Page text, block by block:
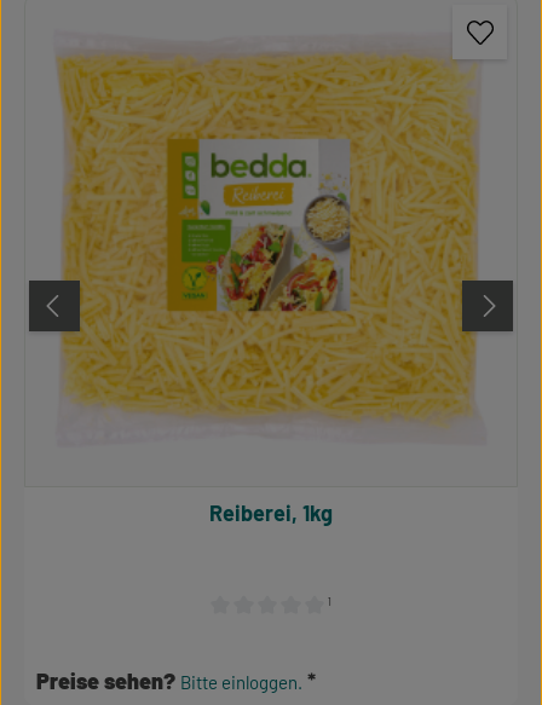
¹
Reiberei, 1kg
Preise sehen? Bitte einloggen.